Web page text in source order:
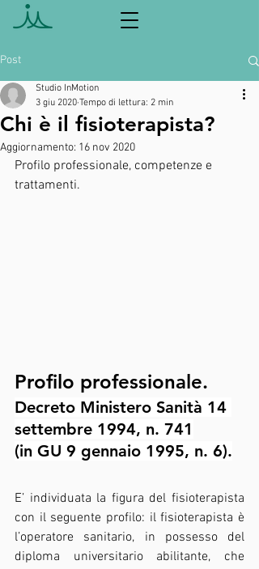
Post
Chi è il fisioterapista?
Studio InMotion
3 giu 2020 Tempo di lettura: 2 min
Aggiornamento: 16 nov 2020
Profilo professionale, competenze e
trattamenti.
Profilo professionale.
Decreto Ministero Sanità 14
settembre 1994, n. 741
(in GU 9 gennaio 1995, n. 6).
E’ individuata la figura del fisioterapista
con il seguente profilo: il fisioterapista è
l’operatore sanitario, in possesso del
diploma universitario abilitante, che